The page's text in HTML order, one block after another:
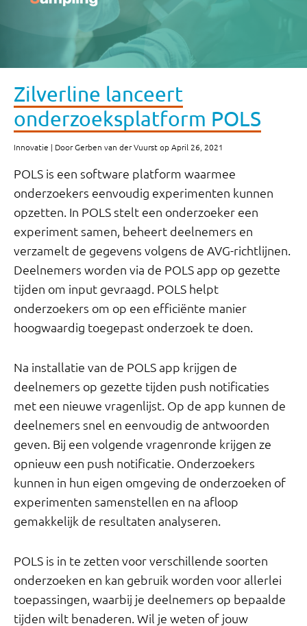
Zilverline lanceert
onderzoeksplatform POLS
Innovatie | Door Gerben van der Vuurst op April 26, 2021
POLS is een software platform waarmee
onderzoekers eenvoudig experimenten kunnen
opzetten. In POLS stelt een onderzoeker een
experiment samen, beheert deelnemers en
verzamelt de gegevens volgens de AVG-richtlijnen.
Deelnemers worden via de POLS app op gezette
tijden om input gevraagd. POLS helpt
onderzoekers om op een efficiënte manier
hoogwaardig toegepast onderzoek te doen.
Na installatie van de POLS app krijgen de
deelnemers op gezette tijden push notificaties
met een nieuwe vragenlijst. Op de app kunnen de
deelnemers snel en eenvoudig de antwoorden
geven. Bij een volgende vragenronde krijgen ze
opnieuw een push notificatie. Onderzoekers
kunnen in hun eigen omgeving de onderzoeken of
experimenten samenstellen en na afloop
gemakkelijk de resultaten analyseren.
POLS is in te zetten voor verschillende soorten
onderzoeken en kan gebruik worden voor allerlei
toepassingen, waarbij je deelnemers op bepaalde
tijden wilt benaderen. Wil je weten of jouw